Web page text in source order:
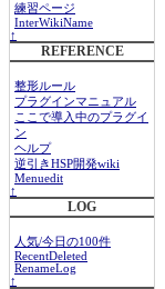
練習ページ
InterWikiName
↑
REFERENCE
整形ルール
プラグインマニュアル
ここで導入中のプラグイ
ン
ヘルプ
逆引きHSP開発wiki
Menuedit
↑
LOG
人気/今日の100件
RecentDeleted
RenameLog
↑